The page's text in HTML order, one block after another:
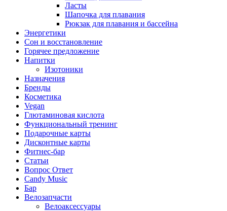
Ласты
Шапочка для плавания
Рюкзак для плавания и бассейна
Энергетики
Сон и восстановление
Горячее предложение
Напитки
Изотоники
Назначения
Бренды
Косметика
Vegan
Глютаминовая кислота
Функциональный тренинг
Подарочные карты
Дисконтные карты
Фитнес-бар
Статьи
Вопрос Ответ
Candy Music
Бар
Велозапчасти
Велоаксессуары